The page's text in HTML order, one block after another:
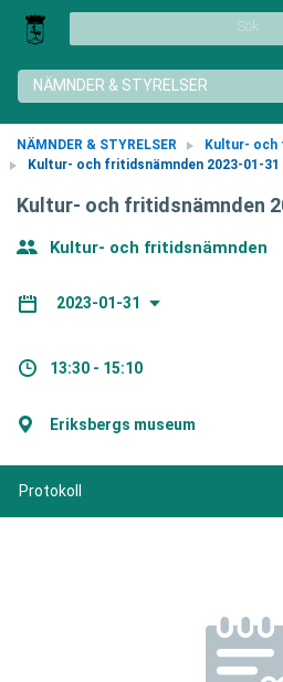
Sök
NÄMNDER & STYRELSER
NÄMNDER & STYRELSER
Kultur- och
Kultur- och fritidsnämnden 2023-01-31
Kultur- och fritidsnämnden
Kultur- och fritidsnämnden
2023-01-31
13:30 - 15:10
Eriksbergs museum
Protokoll